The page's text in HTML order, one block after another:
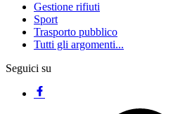
Gestione rifiuti
Sport
Trasporto pubblico
Tutti gli argomenti...
Seguici su